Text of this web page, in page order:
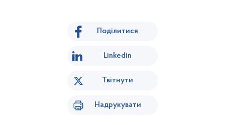
Поділитися
Linkedin
Твітнути
Надрукувати